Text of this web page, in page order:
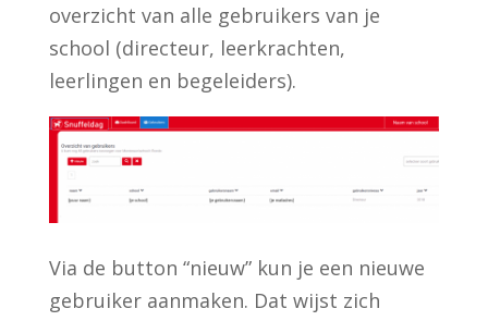
overzicht van alle gebruikers van je
school (directeur, leerkrachten,
leerlingen en begeleiders).
Via de button “nieuw” kun je een nieuwe
gebruiker aanmaken. Dat wijst zich